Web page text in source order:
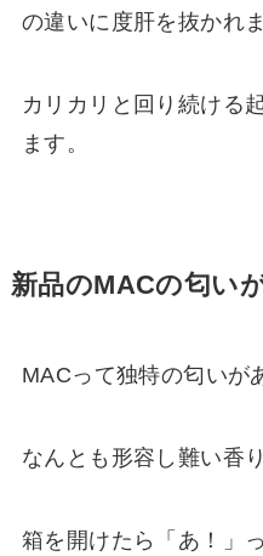
の違いに度肝を抜かれま
カリカリと回り続ける
ます。
新品のMACの匂い
MACって独特の匂いが
なんとも形容し難い香
箱を開けたら「あ！」